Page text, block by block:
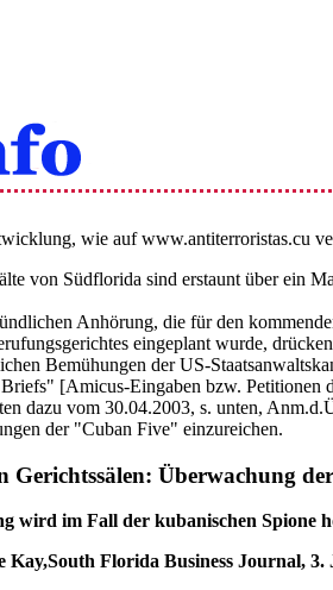
wie auf www.antiterroristas.cu
von Südflorida sind erstaunt über ein
Anhörung, die für den
eingeplant wurde,
Bemühungen der US-
[Amicus-Eingaben bzw. Petitionen
dazu vom 30.04.2003, s. unten,
der "Cuban Five" einzureichen.
Gerichtssälen: Überwachung
wird im Fall der kubanischen Spione
Kay,South Florida Business Journal, 3.